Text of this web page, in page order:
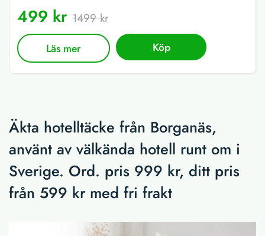
499 kr 1499 kr
Läs mer Köp
Äkta hotelltäcke från Borganäs,
använt av välkända hotell runt om i
Sverige. Ord. pris 999 kr, ditt pris
från 599 kr med fri frakt